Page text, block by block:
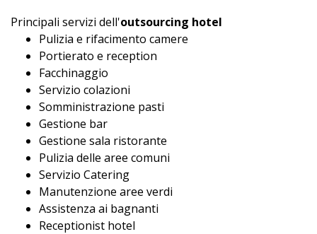
Principali servizi dell'outsourcing hotel
Pulizia e rifacimento camere
Portierato e reception
Facchinaggio
Servizio colazioni
Somministrazione pasti
Gestione bar
Gestione sala ristorante
Pulizia delle aree comuni
Servizio Catering
Manutenzione aree verdi
Assistenza ai bagnanti
Receptionist hotel